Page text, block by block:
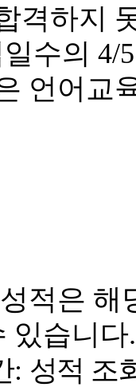
격하지
수의 4/
언어교
적은 해
있습니다.
: 성적 조